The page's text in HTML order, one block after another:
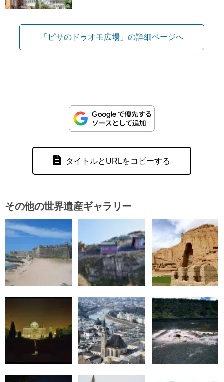
「ピサのドゥオモ広場」の詳細ページへ
タイトルとURLをコピーする
その他の世界遺産ギャラリー